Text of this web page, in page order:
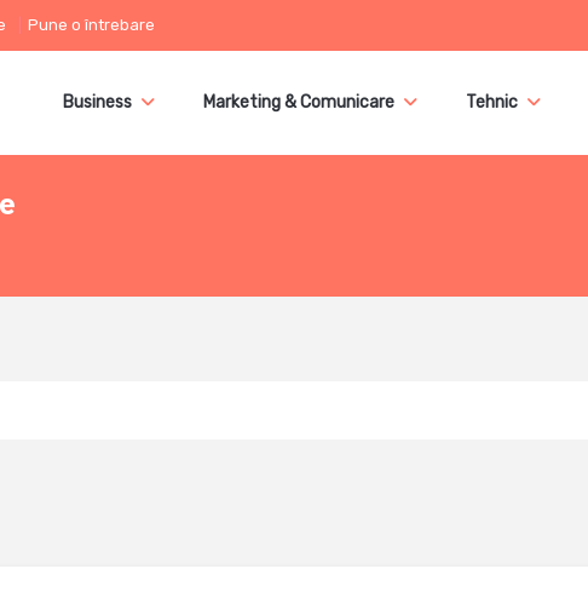
Pune o întrebare
Business Marketing & Comunicare Tehnic